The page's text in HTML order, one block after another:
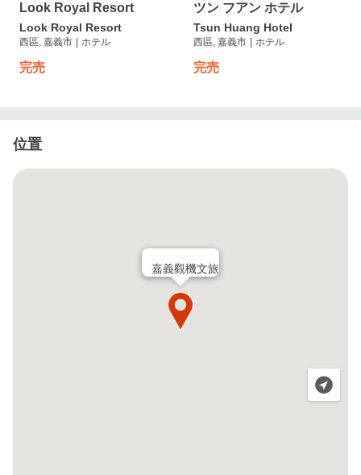
Look Royal Resort
Look Royal Resort
西區, 嘉義市 ホテル
完売
ツン フアン ホテル
Tsun Huang Hotel
西區, 嘉義市 ホテル
完売
位置
嘉義觀機文旅